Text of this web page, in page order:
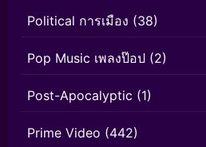
Political การเมือง (38)
Pop Music เพลงป๊อป (2)
Post-Apocalyptic (1)
Prime Video (442)